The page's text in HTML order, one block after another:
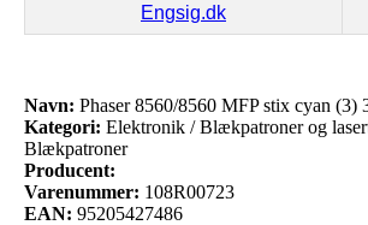
Engsig.dk
Navn: Phaser 8560/8560 MFP stix cyan (3)
Kategori: Elektronik / Blækpatroner og
Blækpatroner
Producent:
Varenummer: 108R00723
EAN: 95205427486